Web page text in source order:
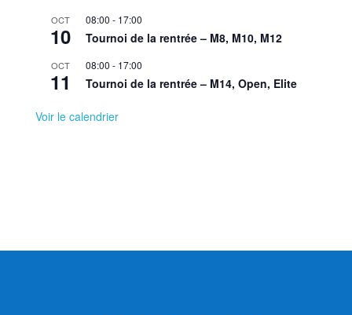
OCT
10
08:00 - 17:00
Tournoi de la rentrée – M8, M10, M12
OCT
11
08:00 - 17:00
Tournoi de la rentrée – M14, Open, Elite
Voir le calendrier